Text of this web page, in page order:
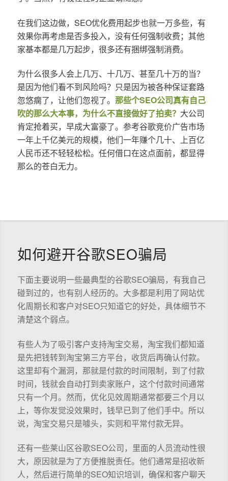
在我们这边做，SEO优化费用起步也就一万多些，有
效果你再考虑是否多投入，没有任何强制收费；其他
家基本都是几万起步，很多还有捆绑强制消费。
为什么很多人会上几万、十几万、甚至几十万的当？
是因为他们看不到风险吗？只是因为被各种保证套路
忽悠瘸了，让他们忽视了。 那些个SEO公司真有自己
吹的那么大本事，为什么不直接做好了拍卖？ 大公司
肯定抢着买，早成大富豪了。参考谷歌竞价广告市场
一年上千亿美元的规模，他们一年赚个几十、上百亿
人民币还不轻轻松松。任何借口在这点面前，都显得
那么的苍白无力。
如何避开谷歌SEO骗局
下面主要说明一些最典型的谷歌SEO骗局，有我自己
碰到过的，也有别人经历的。大多都是利用了网站优
化周期长和客户对SEO只知道它的好处，具体细节不
清楚这个弱点。
有些人为了吸引客户支持淘宝交易，淘宝我们都知道
是先把钱转到淘宝第三方平台，收货后再确认付款。
这里却有个漏洞，那就是付款的时间限制，到了付款
时间，钱就会自动打到卖家账户，这个付款时间通常
只有一个月。然而，优化见效周期通常都要三个月以
上，等你发觉没效果时，钱早已到了他们手中。所以
说，淘宝交易只是噱头，实则和平常付款无异。
还有一些莱山区谷歌SEO公司，里面的人员流动性很
大，原因就是为了方便推脱责任。他们通常是招收新
人，然后进行简单的SEO知识培训，确保和客户聊天